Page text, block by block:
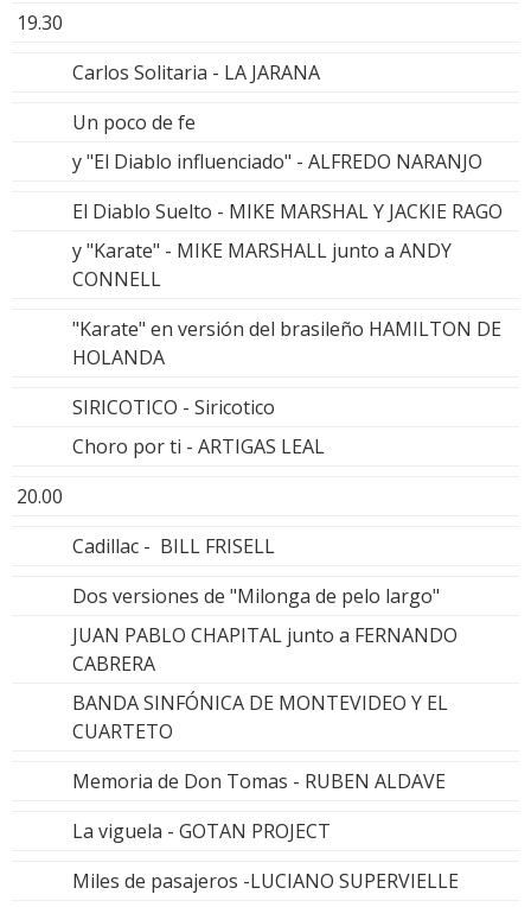
19.30
Carlos Solitaria - LA JARANA
Un poco de fe
y "El Diablo influenciado" - ALFREDO NARANJO
El Diablo Suelto - MIKE MARSHAL Y JACKIE RAGO
y "Karate" - MIKE MARSHALL junto a ANDY
CONNELL
"Karate" en versión del brasileño HAMILTON DE
HOLANDA
SIRICOTICO - Siricotico
Choro por ti - ARTIGAS LEAL
20.00
Cadillac - BILL FRISELL
Dos versiones de "Milonga de pelo largo"
JUAN PABLO CHAPITAL junto a FERNANDO
CABRERA
BANDA SINFÓNICA DE MONTEVIDEO Y EL
CUARTETO
Memoria de Don Tomas - RUBEN ALDAVE
La viguela - GOTAN PROJECT
Miles de pasajeros -LUCIANO SUPERVIELLE